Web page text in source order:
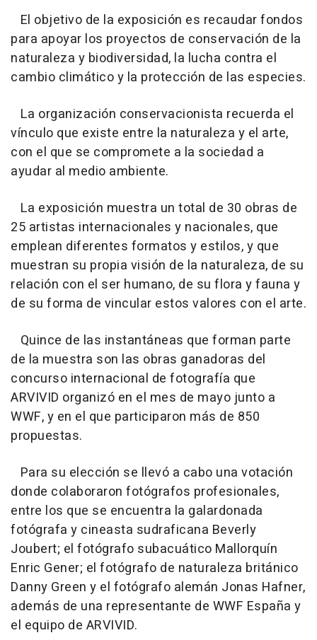
El objetivo de la exposición es recaudar fondos
para apoyar los proyectos de conservación de la
naturaleza y biodiversidad, la lucha contra el
cambio climático y la protección de las especies.
La organización conservacionista recuerda el
vínculo que existe entre la naturaleza y el arte,
con el que se compromete a la sociedad a
ayudar al medio ambiente.
La exposición muestra un total de 30 obras de
25 artistas internacionales y nacionales, que
emplean diferentes formatos y estilos, y que
muestran su propia visión de la naturaleza, de su
relación con el ser humano, de su flora y fauna y
de su forma de vincular estos valores con el arte.
Quince de las instantáneas que forman parte
de la muestra son las obras ganadoras del
concurso internacional de fotografía que
ARVIVID organizó en el mes de mayo junto a
WWF, y en el que participaron más de 850
propuestas.
Para su elección se llevó a cabo una votación
donde colaboraron fotógrafos profesionales,
entre los que se encuentra la galardonada
fotógrafa y cineasta sudraficana Beverly
Joubert; el fotógrafo subacuático Mallorquín
Enric Gener; el fotógrafo de naturaleza británico
Danny Green y el fotógrafo alemán Jonas Hafner,
además de una representante de WWF España y
el equipo de ARVIVID.